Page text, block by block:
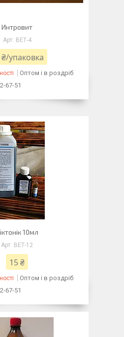
Интровит
ВЕТ-4
₴/упаковка
Оптом і в роздріб
67-51
10мл
ВЕТ-12
15 ₴
Оптом і в роздріб
67-51